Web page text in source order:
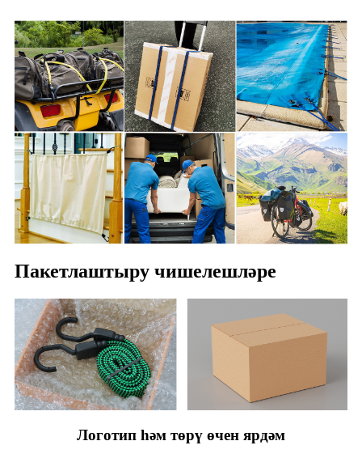
Пакетлаштыру чишелешләре
Логотип һәм төрү өчен ярдәм